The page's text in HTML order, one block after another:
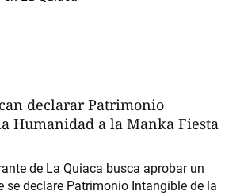
declarar Patrimonio
Humanidad a la Manka Fiesta
de La Quiaca busca aprobar un
se declare Patrimonio Intangible de la